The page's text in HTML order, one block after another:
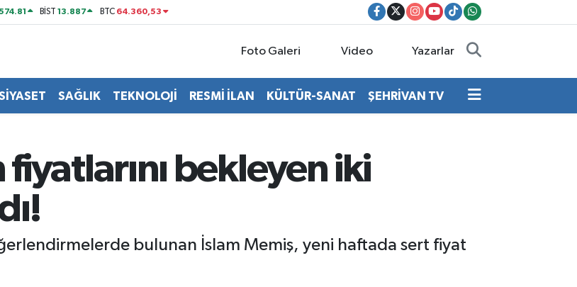
BİST13.887 BTC 64.360,53
Foto Galeri Video Yazarlar
SAĞLIK TEKNOLOJİ RESMİ İLAN KÜLTÜR-SANAT ŞEHRİVAN TV
fiyatlarını bekleyen iki
bulunan İslam Memiş, yeni haftada sert fiyat